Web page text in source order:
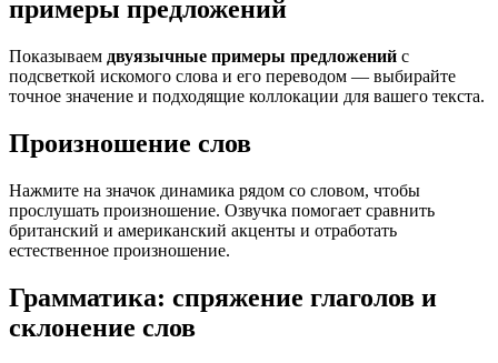
примеры предложений
Показываем двуязычные примеры предложений с
подсветкой искомого слова и его переводом — выбирайте
точное значение и подходящие коллокации для вашего текста.
Произношение слов
Нажмите на значок динамика рядом со словом, чтобы
прослушать произношение. Озвучка помогает сравнить
британский и американский акценты и отработать
естественное произношение.
Грамматика: спряжение глаголов и
склонение слов